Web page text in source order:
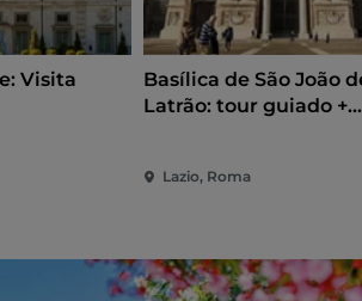
Visita
Basílica de São João
Latrão: tour guiado +
Lazio, Roma